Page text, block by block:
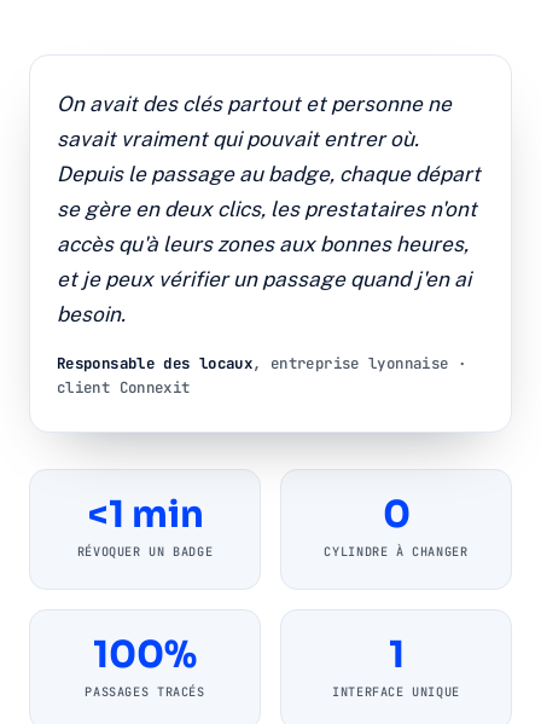
On avait des clés partout et personne ne
savait vraiment qui pouvait entrer où.
Depuis le passage au badge, chaque départ
se gère en deux clics, les prestataires n'ont
accès qu'à leurs zones aux bonnes heures,
et je peux vérifier un passage quand j'en ai
besoin.
Responsable des locaux, entreprise lyonnaise ·
client Connexit
<1 min
RÉVOQUER UN BADGE
0
CYLINDRE À CHANGER
100%
PASSAGES TRACÉS
1
INTERFACE UNIQUE